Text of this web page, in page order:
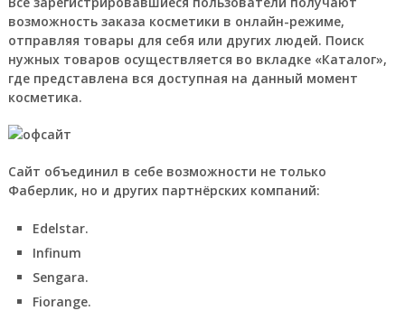
возможность заказа косметики в онлайн-режиме,
отправляя товары для себя или других людей. Поиск
нужных товаров осуществляется во вкладке «Каталог»,
где представлена вся доступная на данный момент
косметика.
Сайт объединил в себе возможности не только
Фаберлик, но и других партнёрских компаний:
Edelstar.
Infinum
Sengara.
Fiorange.